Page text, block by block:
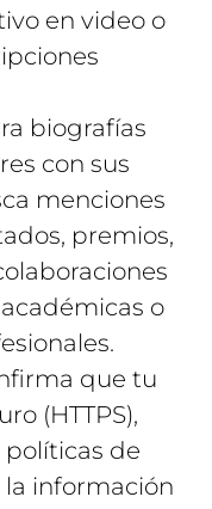
en video o
biografías
con sus
menciones
premios,
o
que tu
(HTTPS),
de
información